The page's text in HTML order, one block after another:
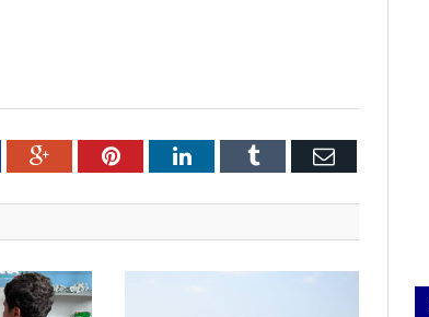
Google+PinterestLinkedInTumblr Email